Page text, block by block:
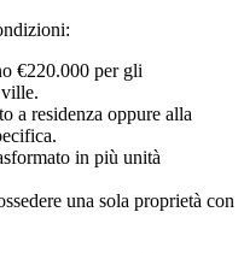
€220.000 per gli
a residenza oppure alla
in più unità
una sola proprietà con